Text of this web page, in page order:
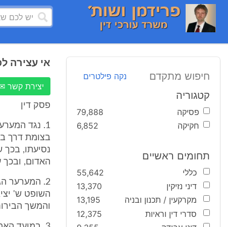
חיפוש מתקדם נקה פילטרים
קטגוריה
פסיקה
79,888
חקיקה
6,852
תחומים ראשיים
כללי
55,642
דיני נזיקין
13,370
מקרקעין / תכנון ובניה
13,195
סדרי דין וראיות
12,375
אי עצירה
יצירת קשר
פסק דין
בצומת דרך
נסיעתו, בכך
האדום, ובכך עבר על תקנה
השופט ש'
והמשך הבירור נקבע ליום